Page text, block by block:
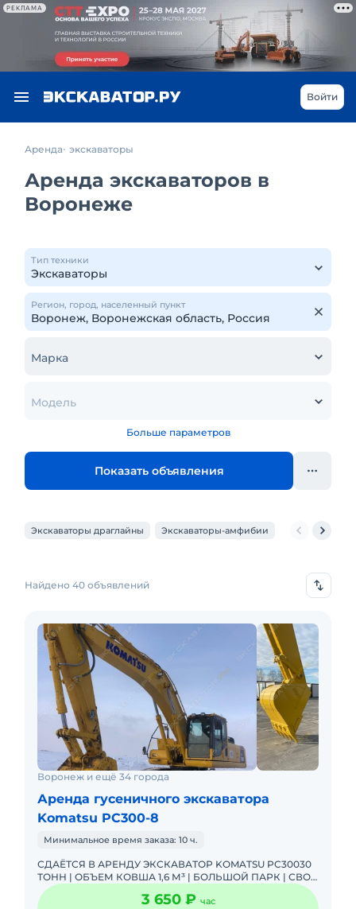
РЕКЛАМА
Войти
Аренда экскаваторы
Аренда экскаваторов в
Воронеже
Тип техники
Регион, город, населенный пункт
Марка
Модель
Больше параметров
Показать объявления
Экскаваторы драглайны Экскаваторы-амфибии
Найдено 40 объявлений
Воронеж и ещё 34 города
Аренда гусеничного экскаватора
Komatsu PC300-8
Минимальное время заказа: 10 ч.
СДАЁТСЯ В АРЕНДУ ЭКСКАВАТОР KOMATSU PC30030
ТОНН | ОБЪЕМ КОВША 1,6 М³ | БОЛЬШОЙ ПАРК | СВОИ
ТРАЛЫПредлагаем в аренду надежные гусеничные
экскаваторы Komats3 650 ₽ час